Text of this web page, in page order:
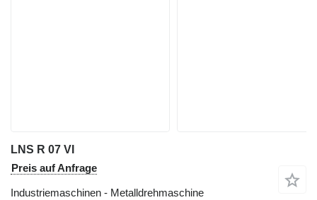
LNS R 07 VI
Preis auf Anfrage
Industriemaschinen - Metalldrehmaschine